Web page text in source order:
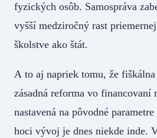
fyzických osôb. Samospráva
vyšší medziročný rast
školstve ako štát.
A to aj napriek tomu, že
zásadná reforma vo financovaní
nastavená na pôvodné
hoci vývoj je dnes niekde inde.